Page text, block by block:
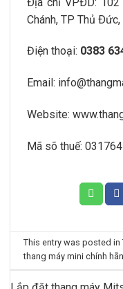
Chánh, TP Thủ
Điện thoại: 0383
Email:
Website:
Mã sõ thuế:
This entry was posted in
thang máy mini chính